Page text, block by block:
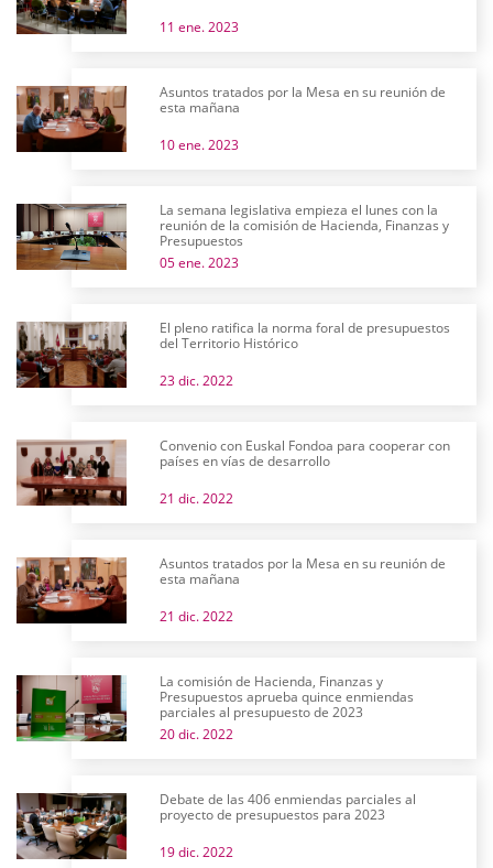
11 ene. 2023
Asuntos tratados por la Mesa en su reunión de
esta mañana
10 ene. 2023
La semana legislativa empieza el lunes con la
reunión de la comisión de Hacienda, Finanzas y
Presupuestos
05 ene. 2023
El pleno ratifica la norma foral de presupuestos
del Territorio Histórico
23 dic. 2022
Convenio con Euskal Fondoa para cooperar con
países en vías de desarrollo
21 dic. 2022
Asuntos tratados por la Mesa en su reunión de
esta mañana
21 dic. 2022
La comisión de Hacienda, Finanzas y
Presupuestos aprueba quince enmiendas
parciales al presupuesto de 2023
20 dic. 2022
Debate de las 406 enmiendas parciales al
proyecto de presupuestos para 2023
19 dic. 2022